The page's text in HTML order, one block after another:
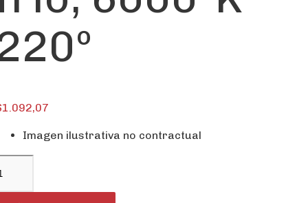
1.092,07
Imagen ilustrativa no contractual